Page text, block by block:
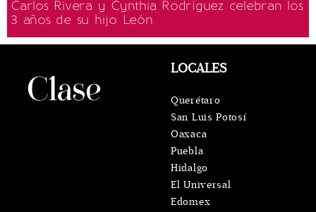
Carlos Rivera y Cynthia Rodríguez celebran los
3 años de su hijo León
LOCALES
Querétaro
San Luis Potosí
Oaxaca
Puebla
Hidalgo
El Universal
Edomex